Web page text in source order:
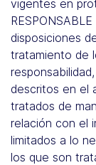
vigentes en
disposiciones
tratamiento de
descritos en el
tratados de
relación con el
limitados a lo
los que son